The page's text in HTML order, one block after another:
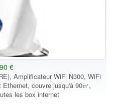
€
Amplificateur WiFi N300, WiFi
couvre jusqu'à 90㎡,
les box internet